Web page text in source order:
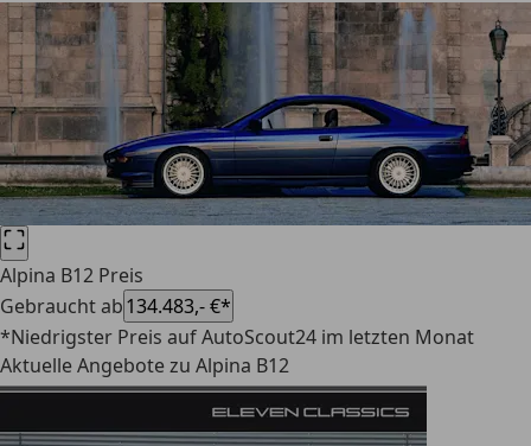
Alpina B12 Preis
Gebraucht ab134.483,- €*
*Niedrigster Preis auf AutoScout24 im letzten Monat
Aktuelle Angebote zu Alpina B12